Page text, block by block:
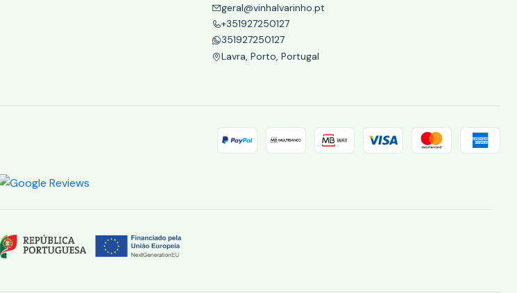
geral@vinhalvarinho.pt
+351927250127
351927250127
Lavra, Porto, Portugal